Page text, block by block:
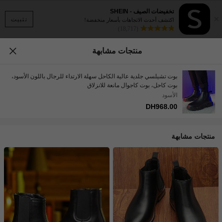
تثبيت
تخفيضات الصيف - SHEIN
اكتشف أحدث الاتجاهات بأسعار منخفضة!
منتجات مشابهة
بوت تشيلسي جلدية عالية الكاحل سهلة الارتداء للرجال باللون الأسود،
بوت كاحل، بوت كاجوال مانعة للانزلاق
الأسود
DH968.00
منتجات مشابهة